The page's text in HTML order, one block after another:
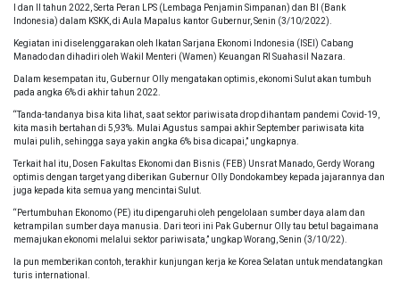
I dan II tahun 2022, Serta Peran LPS (Lembaga Penjamin Simpanan) dan BI (Bank
Indonesia) dalam KSKK, di Aula Mapalus kantor Gubernur, Senin (3/10/2022).
Kegiatan ini diselenggarakan oleh Ikatan Sarjana Ekonomi Indonesia (ISEI) Cabang
Manado dan dihadiri oleh Wakil Menteri (Wamen) Keuangan RI Suahasil Nazara.
Dalam kesempatan itu, Gubernur Olly mengatakan optimis, ekonomi Sulut akan tumbuh
pada angka 6% di akhir tahun 2022.
“Tanda-tandanya bisa kita lihat, saat sektor pariwisata drop dihantam pandemi Covid-19,
kita masih bertahan di 5,93%. Mulai Agustus sampai akhir September pariwisata kita
mulai pulih, sehingga saya yakin angka 6% bisa dicapai,” ungkapnya.
Terkait hal itu, Dosen Fakultas Ekonomi dan Bisnis (FEB) Unsrat Manado, Gerdy Worang
optimis dengan target yang diberikan Gubernur Olly Dondokambey kepada jajarannya dan
juga kepada kita semua yang mencintai Sulut.
“Pertumbuhan Ekonomo (PE) itu dipengaruhi oleh pengelolaan sumber daya alam dan
ketrampilan sumber daya manusia. Dari teori ini Pak Gubernur Olly tau betul bagaimana
memajukan ekonomi melalui sektor pariwisata,” ungkap Worang, Senin (3/10/22).
Ia pun memberikan contoh, terakhir kunjungan kerja ke Korea Selatan untuk mendatangkan
turis international.